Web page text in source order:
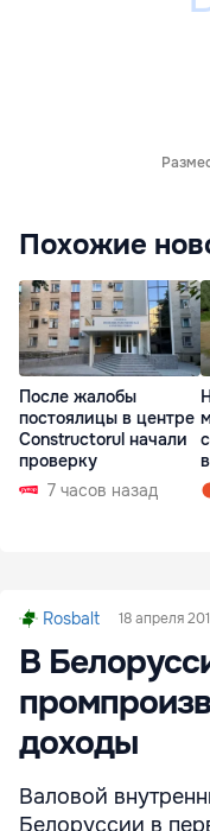
Похожие
После жалобы
постоялицы в центре
Constructorul начали
проверку
7 часов назад
Rosbalt 18 апреля
В
доходы
Валовой
Белоруссии в